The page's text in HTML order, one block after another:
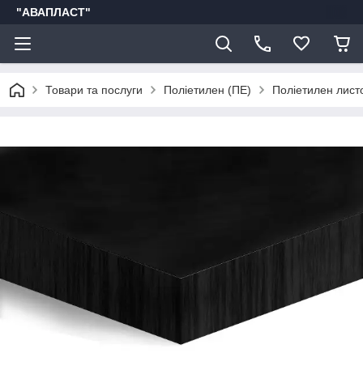
"АВАПЛАСТ"
Товари та послуги Поліетилен (ПЕ) Поліетилен